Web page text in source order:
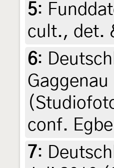
5:
cult., det.
6:
conf.
7: